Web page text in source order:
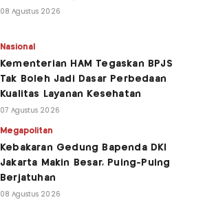
08 Agustus 2026
Nasional
Kementerian HAM Tegaskan BPJS
Tak Boleh Jadi Dasar Perbedaan
Kualitas Layanan Kesehatan
07 Agustus 2026
Megapolitan
Kebakaran Gedung Bapenda DKI
Jakarta Makin Besar, Puing-Puing
Berjatuhan
08 Agustus 2026